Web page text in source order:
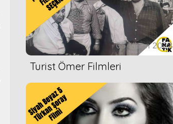
05 Nisan 2023
Turist Ömer Filmleri